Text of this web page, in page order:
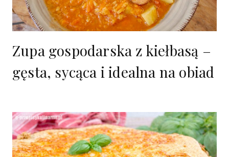
Zupa gospodarska z kiełbasą –
gęsta, sycąca i idealna na obiad